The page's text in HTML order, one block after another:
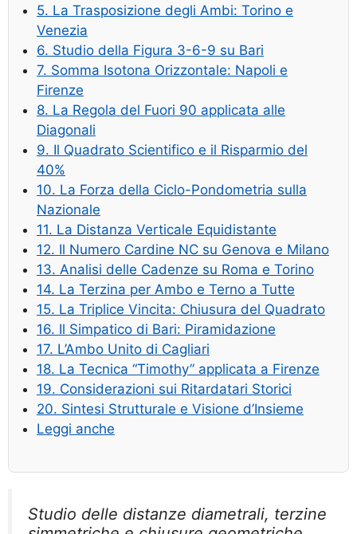
5. La Trasposizione degli Ambi: Torino e
Venezia
6. Studio della Figura 3-6-9 su Bari
7. Somma Isotona Orizzontale: Napoli e
Firenze
8. La Regola del Fuori 90 applicata alle
Diagonali
9. Il Quadrato Scientifico e il Risparmio del
40%
10. La Forza della Ciclo-Pondometria sulla
Nazionale
11. La Distanza Verticale Equidistante
12. Il Numero Cardine NC su Genova e Milano
13. Analisi delle Cadenze su Roma e Torino
14. La Terzina per Ambo e Terno a Tutte
15. La Triplice Vincita: Chiusura del Quadrato
16. Il Simpatico di Bari: Piramidazione
17. L’Ambo Unito di Cagliari
18. La Tecnica “Timothy” applicata a Firenze
19. Considerazioni sui Ritardatari Storici
20. Sintesi Strutturale e Visione d’Insieme
Leggi anche
Studio delle distanze diametrali, terzine